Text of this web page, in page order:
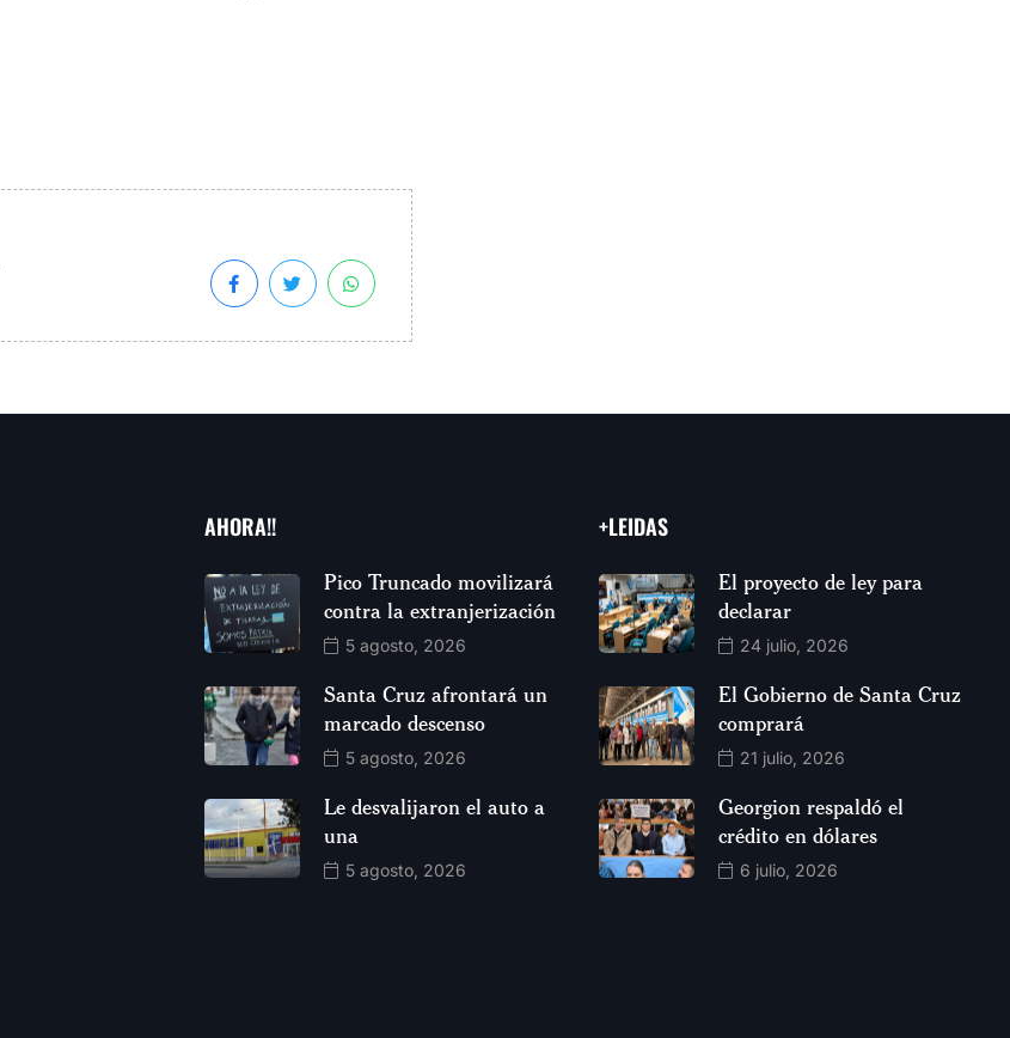
AHORA!!
Pico Truncado movilizará
contra la extranjerización
5 agosto, 2026
Santa Cruz afrontará un
marcado descenso
5 agosto, 2026
Le desvalijaron el auto a
una
5 agosto, 2026
+LEIDAS
El proyecto de ley para
declarar
24 julio, 2026
El Gobierno de Santa Cruz
comprará
21 julio, 2026
Georgion respaldó el
crédito en dólares
6 julio, 2026